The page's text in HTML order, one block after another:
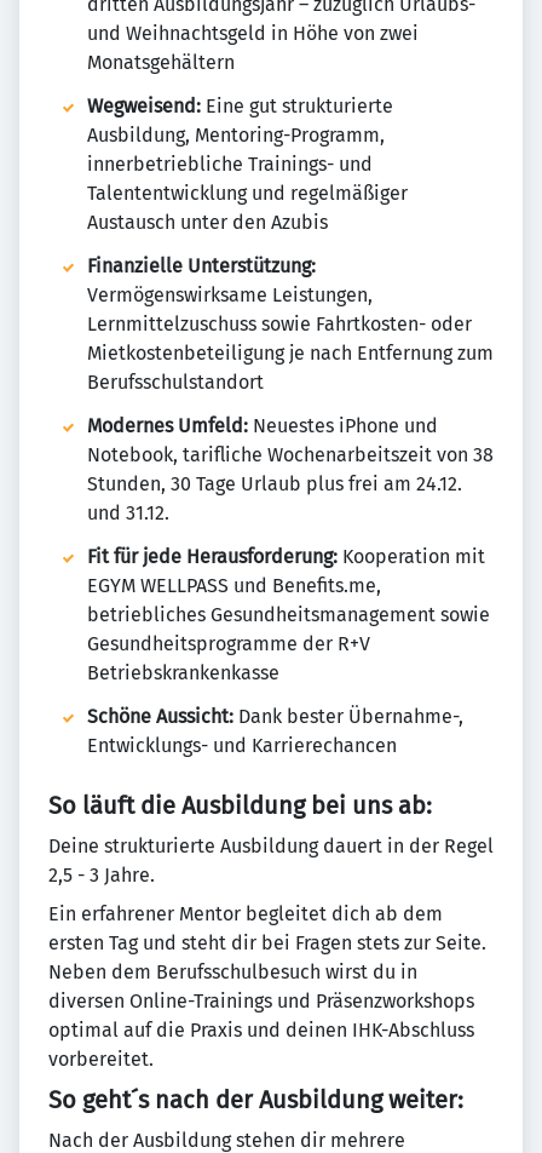
und Weihnachtsgeld in Höhe von zwei
Monatsgehältern
Wegweisend: Eine gut strukturierte
Ausbildung, Mentoring-Programm,
innerbetriebliche Trainings- und
Talententwicklung und regelmäßiger
Austausch unter den Azubis
Finanzielle Unterstützung:
Vermögenswirksame Leistungen,
Lernmittelzuschuss sowie Fahrtkosten- oder
Mietkostenbeteiligung je nach Entfernung zum
Berufsschulstandort
Modernes Umfeld: Neuestes iPhone und
Notebook, tarifliche Wochenarbeitszeit von 38
Stunden, 30 Tage Urlaub plus frei am 24.12.
und 31.12.
Fit für jede Herausforderung: Kooperation mit
EGYM WELLPASS und Benefits.me,
betriebliches Gesundheitsmanagement sowie
Gesundheitsprogramme der R+V
Betriebskrankenkasse
Schöne Aussicht: Dank bester Übernahme-,
Entwicklungs- und Karrierechancen
So läuft die Ausbildung bei uns ab:
Deine strukturierte Ausbildung dauert in der Regel
2,5 - 3 Jahre.
Ein erfahrener Mentor begleitet dich ab dem
ersten Tag und steht dir bei Fragen stets zur Seite.
Neben dem Berufsschulbesuch wirst du in
diversen Online-Trainings und Präsenzworkshops
optimal auf die Praxis und deinen IHK-Abschluss
vorbereitet.
So geht´s nach der Ausbildung weiter:
Nach der Ausbildung stehen dir mehrere